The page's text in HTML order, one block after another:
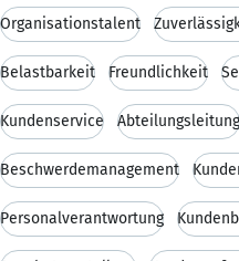
Organisationstalent
Belastbarkeit Freundlichkeit
Kundenservice Abteilungsleitung
Beschwerdemanagement
Personalverantwortung